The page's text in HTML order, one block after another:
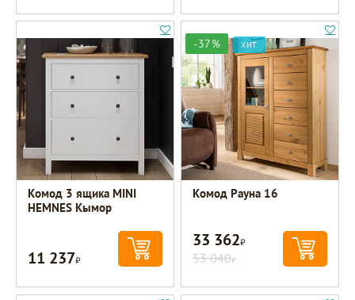
Комод 3 ящика MINI
HEMNES Кымор
11 237Р
-37% ХИТ
Комод Рауна 16
33 362Р
53 040Р